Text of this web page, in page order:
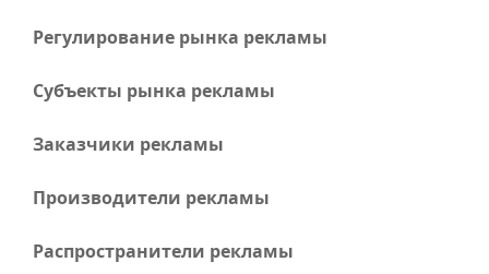
Регулирование рынка рекламы
Субъекты рынка рекламы
Заказчики рекламы
Производители рекламы
Распространители рекламы